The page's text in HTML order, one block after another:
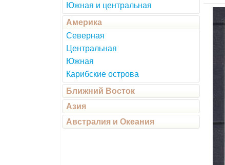
Южная и центральная
Америка
Северная
Центральная
Южная
Карибские острова
Ближний Восток
Азия
Австралия и Океания